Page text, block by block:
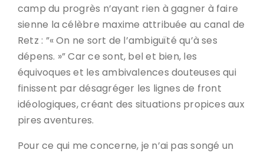
camp du progrès n’ayant rien à gagner à faire
sienne la célèbre maxime attribuée au canal de
Retz : ”« On ne sort de l’ambiguïté qu’à ses
dépens. »” Car ce sont, bel et bien, les
équivoques et les ambivalences douteuses qui
finissent par désagréger les lignes de front
idéologiques, créant des situations propices aux
pires aventures.
Pour ce qui me concerne, je n’ai pas songé un